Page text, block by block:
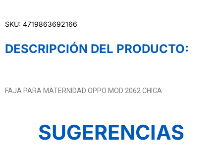
SKU: 4719863692166
DESCRIPCIÓN DEL PRODUCTO:
FAJA PARA MATERNIDAD OPPO MOD 2062 CHICA
SUGERENCIAS